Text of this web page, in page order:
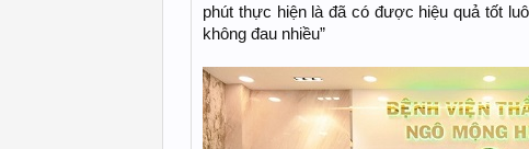
phút thực hiện là đã có được hiệu quả tốt
không đau nhiều”